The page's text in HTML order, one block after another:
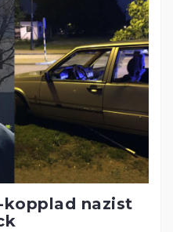
kopplad nazist